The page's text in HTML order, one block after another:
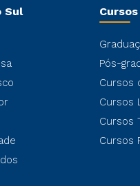
Sul Cursos
Pós-
Cursos
Cursos
Cursos
Cursos